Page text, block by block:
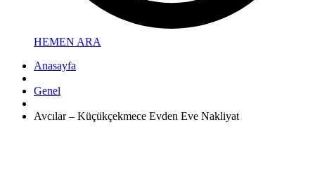
HEMEN ARA
Anasayfa
Genel
Avcılar – Küçükçekmece Evden Eve Nakliyat